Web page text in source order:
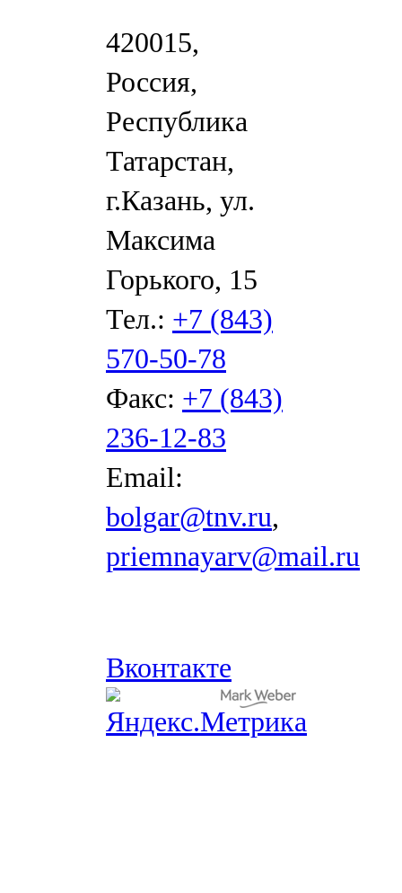
420015,
Россия,
Республика
Татарстан,
г.Казань, ул.
Максима
Горького, 15
Тел.: +7 (843)
570-50-78
Факс: +7 (843)
236-12-83
Email:
bolgar@tnv.ru,
priemnayarv@mail.ru
Вконтакте